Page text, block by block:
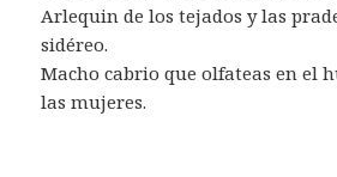
Arlequin de los tejados y las
sidéreo.
Macho cabrio que olfateas en el
las mujeres.